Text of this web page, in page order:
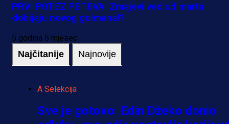
PRVI POTEZ PETEVA: Zmajevi već od marta
dobijaju novog golmana!?
5 godina 5 mjesec
Najčitanije Najnovije
A Selekcija
Sve je gotovo: Edin Džeko donio